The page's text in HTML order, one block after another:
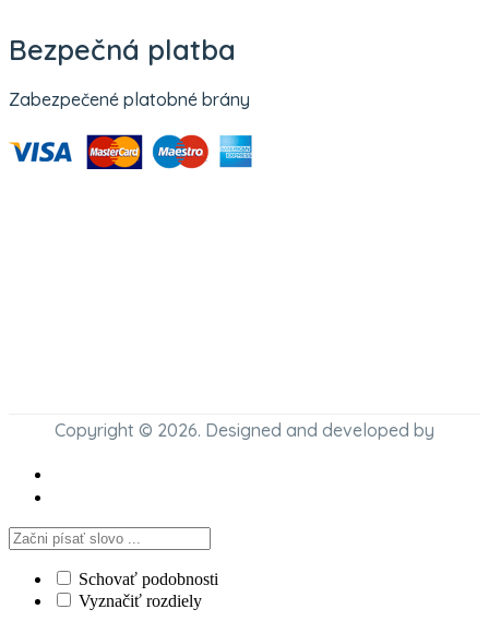
Bezpečná platba
Zabezpečené platobné brány
Copyright © 2026. Designed and developed by
Schovať podobnosti
Vyznačiť rozdiely